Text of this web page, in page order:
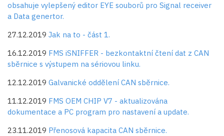
obsahuje vylepšený editor EYE souborů pro Signal receiver
a Data genertor.
27.12.2019 Jak na to - část 1.
16.12.2019 FMS iSNIFFER - bezkontaktní čtení dat z CAN
sběrnice s výstupem na sériovou linku.
12.12.2019 Galvanické oddělení CAN sběrnice.
11.12.2019 FMS OEM CHIP V7 - aktualizována
dokumentace a PC program pro nastavení a update.
23.11.2019 Přenosová kapacita CAN sběrnice.